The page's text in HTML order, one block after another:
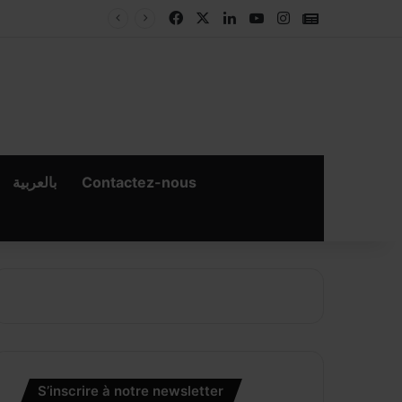
FacebookLinkedinYouTubeInstagram
Google
بالعربية Contactez-nous
S’inscrire à notre newsletter
×